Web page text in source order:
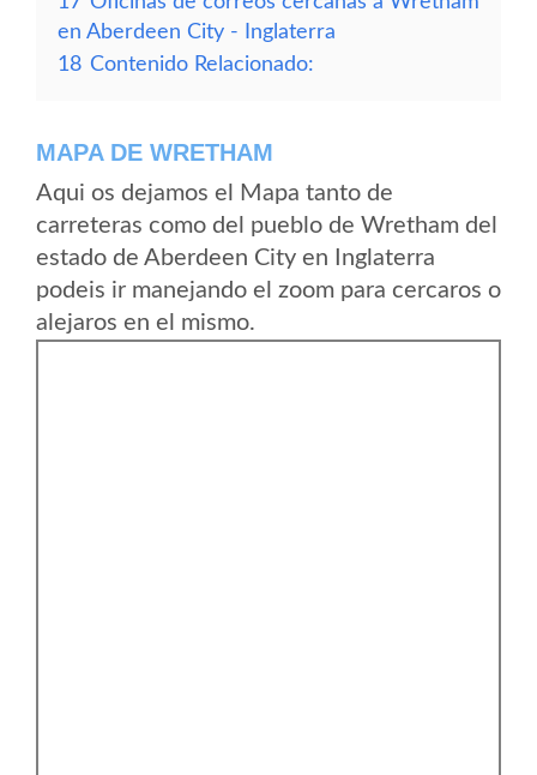
en Aberdeen City - Inglaterra
18 Contenido Relacionado:
MAPA DE WRETHAM
Aqui os dejamos el Mapa tanto de
carreteras como del pueblo de Wretham del
estado de Aberdeen City en Inglaterra
podeis ir manejando el zoom para cercaros o
alejaros en el mismo.